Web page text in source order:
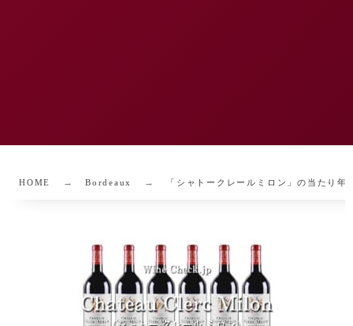
HOME Bordeaux 「シャトークレールミロン」の当たり